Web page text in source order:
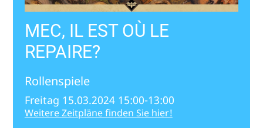
MEC, IL EST OÙ LE
REPAIRE?
Rollenspiele
Freitag 15.03.2024 15:00-13:00
Weitere Zeitpläne finden Sie hier!